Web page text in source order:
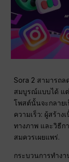
Sora 2 สามารถล
สมบูรณ์แบบได้ แต่
โพสต์นั้นจะกลาย
ความเร็ว: ผู้สร้าง
ทางภาพ และวิธีก
สมควรเผยแพร่.
กระบวนการทำง